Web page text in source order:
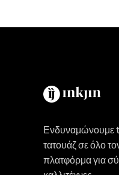
Ενδυναμώνουμε
τατουάζ σε όλο
πλατφόρμα για